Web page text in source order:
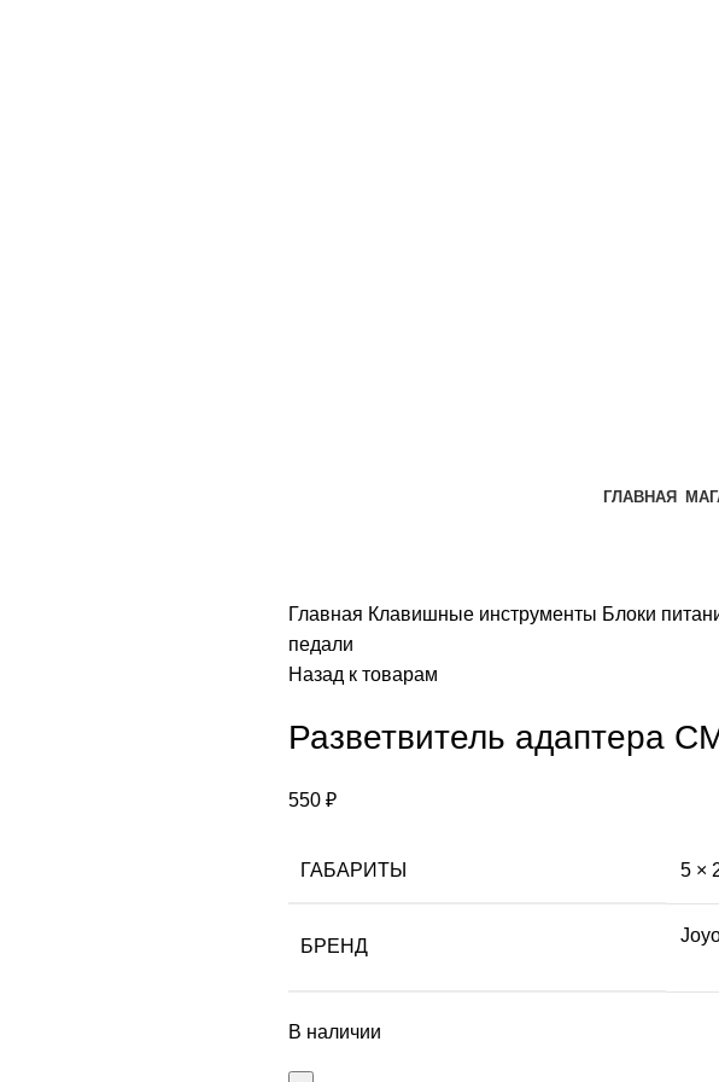
ГЛАВНАЯ
Главная Клавишные инструменты Блоки
педали
Назад к товарам
Разветвитель адаптера
550 ₽
ГАБАРИТЫ 5 ×
БРЕНД
В наличии